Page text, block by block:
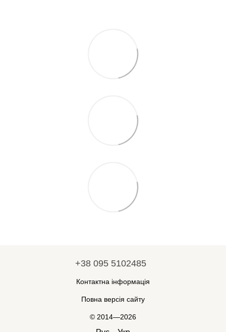
+38 095 5102485
Контактна інформація
Повна версія сайту
© 2014—2026